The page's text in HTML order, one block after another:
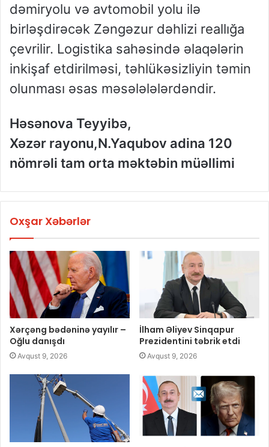
dəmiryolu və avtomobil yolu ilə
birləşdirəcək Zəngəzur dəhlizi reallığa
çevrilir. Logistika sahəsində əlaqələrin
inkişaf etdirilməsi, təhlükəsizliyin təmin
olunması əsas məsələlələrdəndir.
Həsənova Teyyibə,
Xəzər rayonu,N.Yaqubov adina 120
nömrəli tam orta məktəbin müəllimi
Oxşar Xəbərlər
Xərçəng bədəninə yayılır –
Oğlu danışdı
Avqust 9, 2026
İlham Əliyev Sinqapur
Prezidentini təbrik etdi
Avqust 9, 2026